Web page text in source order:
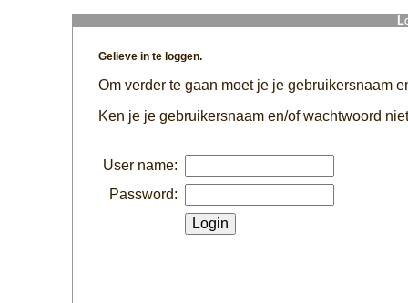
Gelieve in te loggen.
Om verder te gaan moet je je gebruikersnaam
Ken je je gebruikersnaam en/of wachtwoord
User name:
Password: